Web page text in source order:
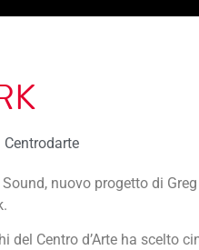
Centrodarte
nuovo progetto di
del Centro d’Arte ha scelto